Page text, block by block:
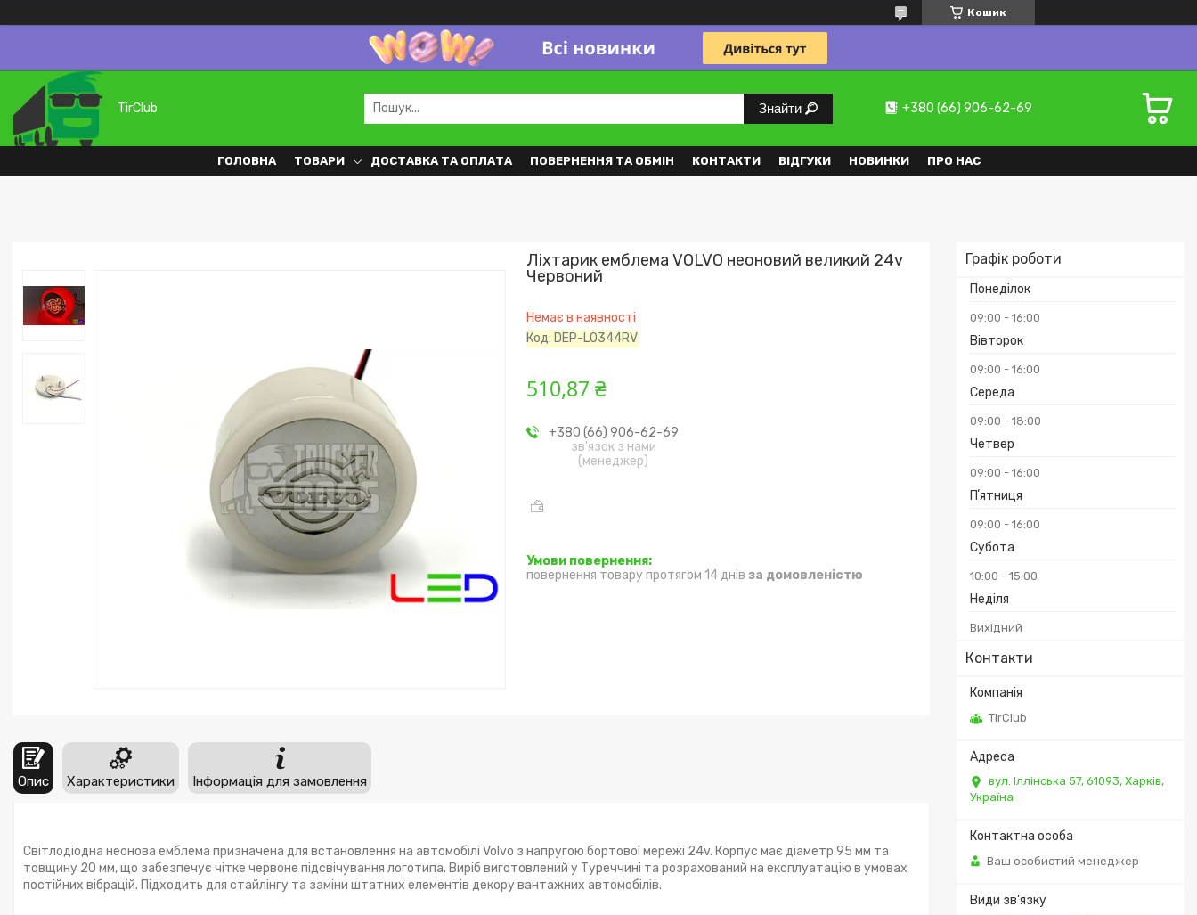
Кошик
TirClub Знайти +380 (66) 906-62-69
ГОЛОВНА ТОВАРИ ДОСТАВКА ТА ОПЛАТА ПОВЕРНЕННЯ ТА ОБМІН КОНТАКТИ ВІДГУКИ НОВИНКИ ПРО НАС
Графік роботи
Понеділок
09:00 16:00
Вівторок
09:00 16:00
Середа
09:00 18:00
Четвер
09:00 16:00
Пʼятниця
09:00 16:00
Субота
10:00 15:00
Неділя
Вихідний
Контакти
TirClub
вул. Іллінська 57, 61093, Харків,
Україна
Ваш особистий менеджер
Ліхтарик емблема VOLVO неоновий великий 24v
Червоний
Немає в наявності
Код: DEP-L0344RV
510,87 ₴
+380 (66) 906-62-69
зв'язок з нами
(менеджер)
повернення товару протягом 14 днів за домовленістю
Опис Характеристики Інформація для замовлення
Світлодіодна неонова емблема призначена для встановлення на автомобілі Volvo з напругою бортової мережі 24v. Корпус має діаметр 95 мм та
товщину 20 мм, що забезпечує чітке червоне підсвічування логотипа. Виріб виготовлений у Туреччині та розрахований на експлуатацію в умовах
постійних вібрацій. Підходить для стайлінгу та заміни штатних елементів декору вантажних автомобілів.